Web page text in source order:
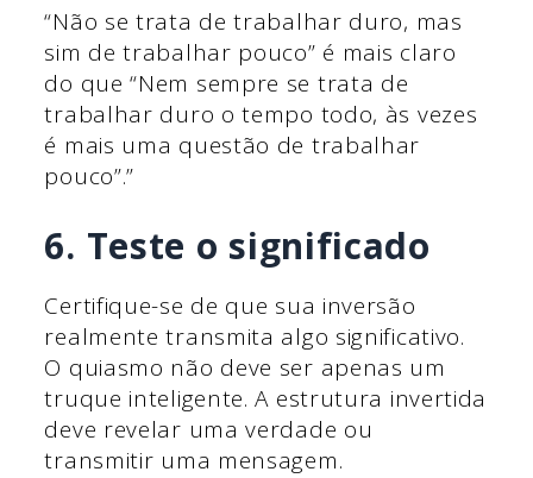
“Não se trata de trabalhar duro, mas
sim de trabalhar pouco” é mais claro
do que “Nem sempre se trata de
trabalhar duro o tempo todo, às vezes
é mais uma questão de trabalhar
pouco”.”
6. Teste o significado
Certifique-se de que sua inversão
realmente transmita algo significativo.
O quiasmo não deve ser apenas um
truque inteligente. A estrutura invertida
deve revelar uma verdade ou
transmitir uma mensagem.